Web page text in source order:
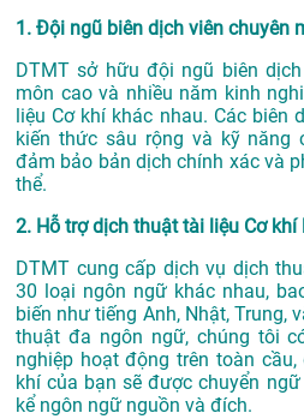
1. Đội ngũ biên dịch viên chuyên
DTMT sở hữu đội ngũ biên
môn cao và nhiều năm kinh
liệu Cơ khí khác nhau. Các biên
kiến thức sâu rộng và kỹ năng
đảm bảo bản dịch chính xác và
thể.
2. Hỗ trợ dịch thuật tài liệu Cơ
DTMT cung cấp dịch vụ dịch
30 loại ngôn ngữ khác nhau,
biến như tiếng Anh, Nhật, Trung,
thuật đa ngôn ngữ, chúng tôi
nghiệp hoạt động trên toàn
khí của bạn sẽ được chuyển
kể ngôn ngữ nguồn và đích.